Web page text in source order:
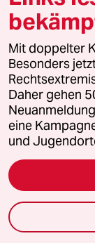
2.
"Elite"
Ist ja
dass
Mit doppelter
Besonders
Daher gehen
eine
und